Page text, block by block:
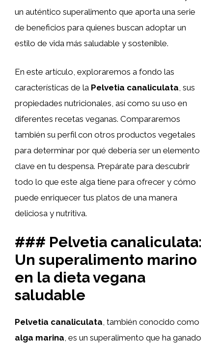
un auténtico superalimento que aporta una serie
de beneficios para quienes buscan adoptar un
estilo de vida más saludable y sostenible.
En este artículo, exploraremos a fondo las
características de la Pelvetia canaliculata , sus
propiedades nutricionales, así como su uso en
diferentes recetas veganas. Compararemos
también su perfil con otros productos vegetales
para determinar por qué debería ser un elemento
clave en tu despensa. Prepárate para descubrir
todo lo que este alga tiene para ofrecer y cómo
puede enriquecer tus platos de una manera
deliciosa y nutritiva.
### Pelvetia canaliculata:
Un superalimento marino
en la dieta vegana
saludable
Pelvetia canaliculata, también conocido como
alga marina, es un superalimento que ha ganado